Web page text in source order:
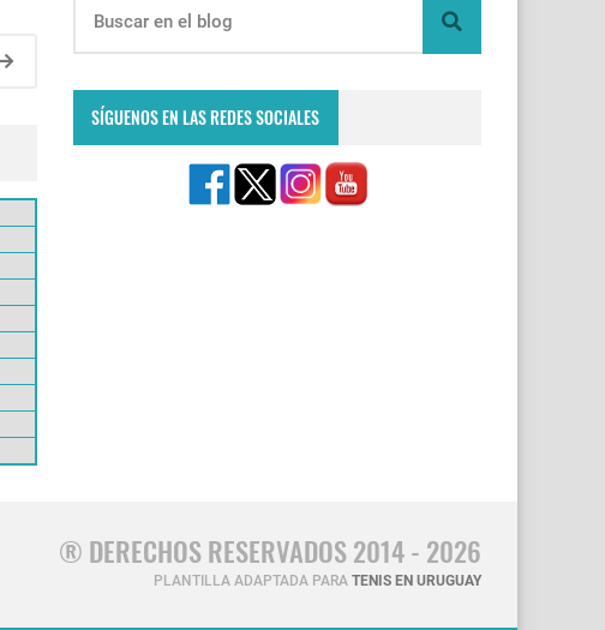
SÍGUENOS EN LAS REDES SOCIALES
® DERECHOS RESERVADOS 2014 - 2026
PLANTILLA ADAPTADA PARA TENIS EN URUGUAY